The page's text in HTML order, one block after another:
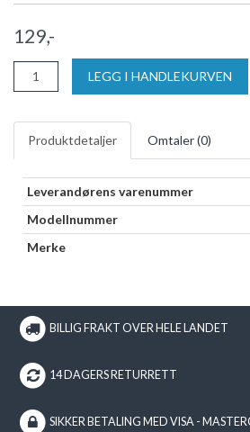
129,-
LEGG I HANDLEKURVEN
Produktdetaljer Omtaler (0)
Leverandørens varenummer
Modellnummer
Merke
BILLIG FRAKT OVER HELE LANDET
14 DAGERS RETURRETT
SIKKER BETALING MED VISA -